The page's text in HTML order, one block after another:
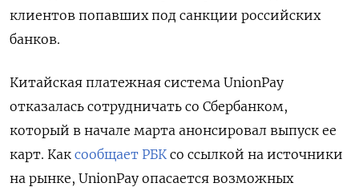
клиентов попавших под санкции российских
банков.
Китайская платежная система UnionPay
отказалась сотрудничать со Сбербанком,
который в начале марта анонсировал выпуск ее
карт. Как сообщает РБК со ссылкой на источники
на рынке, UnionPay опасается возможных